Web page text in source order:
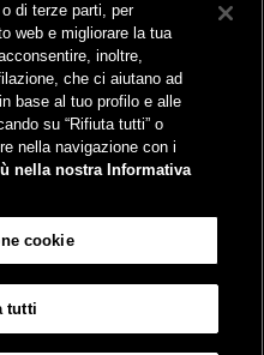
per una mobilità sostenibile di
per lo sviluppo e la crescita
Roma
di terze parti, per
web e migliorare la tua
inoltre,
che ci aiutano ad
base al tuo profilo e alle
su “Rifiuta tutti” o
nella navigazione con i
nella nostra Informativa
cookie
tutti